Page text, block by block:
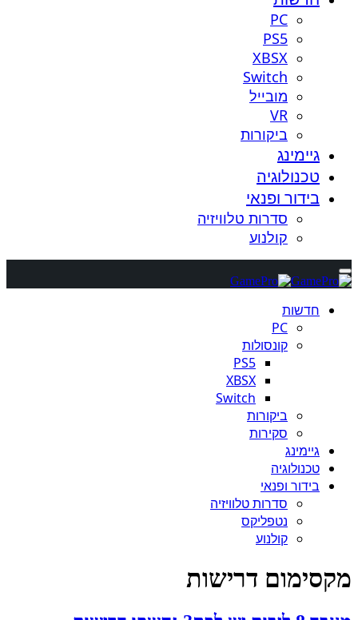
PC
PS5
XBSX
Switch
מובייל
VR
ביקורות
גיימינג
טכנולוגיה
בידור ופנאי
סדרות טלוויזיה
קולנוע
חדשות
PC
קונסולות
PS5
XBSX
Switch
ביקורות
סקירות
גיימינג
טכנולוגיה
בידור ופנאי
סדרות טלוויזיה
נטפליקס
קולנוע
מקסימום דרישות